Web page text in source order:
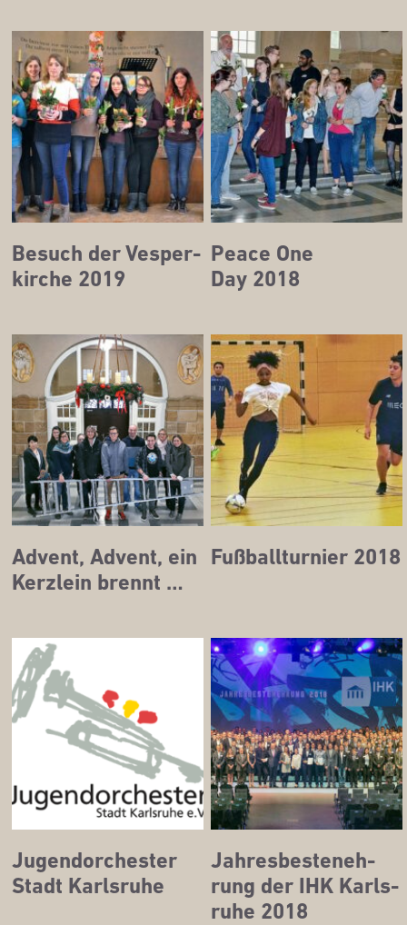
Besuch der Ves­per­
kir­che 2019
Peace One
Day 2018
Advent, Advent, ein
Kerz­lein brennt …
Fuß­ball­tur­nier 2018
Jugend­or­ches­ter
Stadt Karlsruhe
Jah­res­besten­eh­
rung der IHK Karls­
ru­he 2018